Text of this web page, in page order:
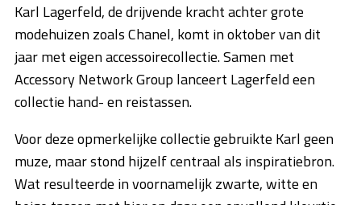
Karl Lagerfeld, de drijvende kracht achter grote
modehuizen zoals Chanel, komt in oktober van dit
jaar met eigen accessoirecollectie. Samen met
Accessory Network Group lanceert Lagerfeld een
collectie hand- en reistassen.
Voor deze opmerkelijke collectie gebruikte Karl geen
muze, maar stond hijzelf centraal als inspiratiebron.
Wat resulteerde in voornamelijk zwarte, witte en